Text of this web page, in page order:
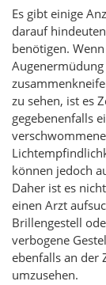
Es gibt einige
darauf
benötigen.
zu sehen, ist es
gegebenenfalls
können jedoch
Daher ist es
einen Arzt
Brillengestell
verbogene
ebenfalls an der
umzusehen.